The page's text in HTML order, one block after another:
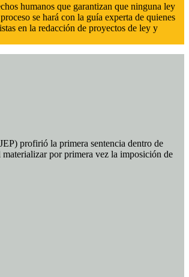
humanos que garantizan que ninguna ley
se hará con la guía experta de quienes
en la redacción de proyectos de ley y
profirió la primera sentencia dentro de
por primera vez la imposición de